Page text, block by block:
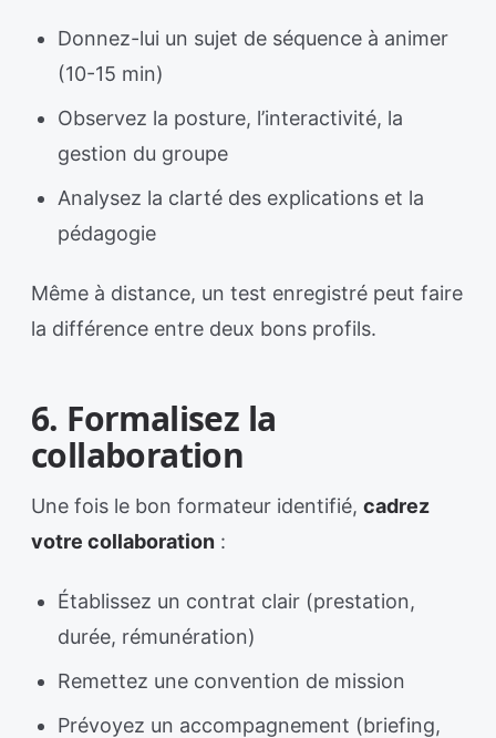
Donnez-lui un sujet de séquence à animer
(10-15 min)
Observez la posture, l’interactivité, la
gestion du groupe
Analysez la clarté des explications et la
pédagogie
Même à distance, un test enregistré peut faire
la différence entre deux bons profils.
6. Formalisez la
collaboration
Une fois le bon formateur identifié, cadrez
votre collaboration :
Établissez un contrat clair (prestation,
durée, rémunération)
Remettez une convention de mission
Prévoyez un accompagnement (briefing,